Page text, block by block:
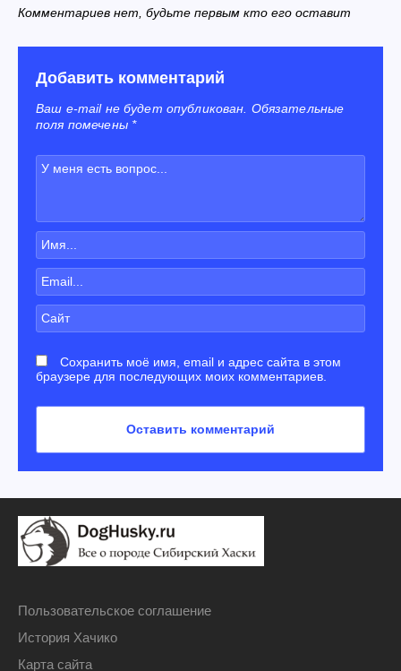
Комментариев нет, будьте первым кто его оставит
Добавить комментарий
Ваш e-mail не будет опубликован. Обязательные
поля помечены *
Сохранить моё имя, email и адрес сайта в этом
браузере для последующих моих комментариев.
Пользовательское соглашение
История Хачико
Карта сайта